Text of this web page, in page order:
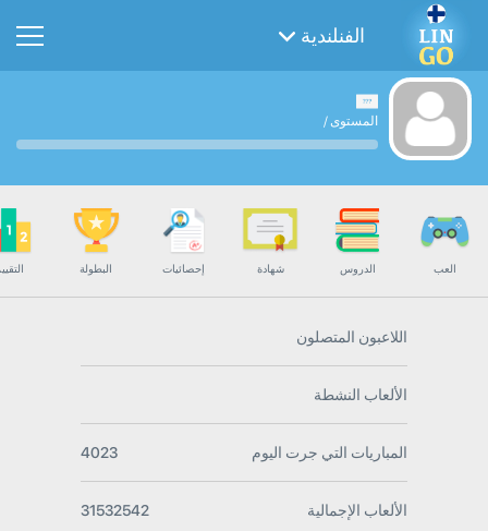
الفنلندية
المستوى/
العب الدروس شهادة إحصائيات البطولة
اللاعبون المتصلون
الألعاب النشطة
المباريات التي جرت اليوم 4023
الألعاب الإجمالية 31532542